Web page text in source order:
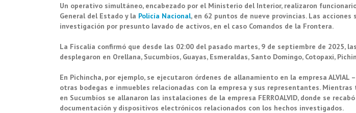
Un operativo simultáneo, encabezado por el Ministerio del Interior, realizaron
General del Estado y la Policía Nacional, en 62 puntos de nueve provincias. Las acciones
investigación por presunto lavado de activos, en el caso Comandos de la Frontera.
La Fiscalía confirmó que desde las 02:00 del pasado martes, 9 de septiembre de 2025,
desplegaron en Orellana, Sucumbíos, Guayas, Esmeraldas, Santo Domingo, Cotopaxi,
En Pichincha, por ejemplo, se ejecutaron órdenes de allanamiento en la empresa ALVIAL –
otras bodegas e inmuebles relacionadas con la empresa y sus representantes. Mientras
en Sucumbíos se allanaron las instalaciones de la empresa FERROALVID, donde se
documentación y dispositivos electrónicos relacionados con los hechos investigados.